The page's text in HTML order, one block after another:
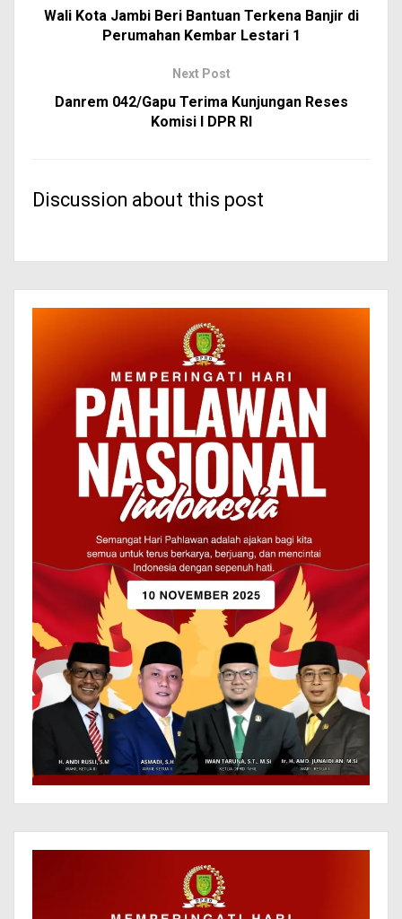
Wali Kota Jambi Beri Bantuan Terkena Banjir di
Perumahan Kembar Lestari 1
Next Post
Danrem 042/Gapu Terima Kunjungan Reses
Komisi I DPR RI
Discussion about this post